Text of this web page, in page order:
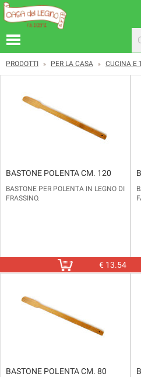
PRODOTTI » PER LA CASA » CUCINA E
BASTONE POLENTA CM. 120
BASTONE PER POLENTA IN LEGNO DI
FRASSINO.
€ 13.54
BASTONE POLENTA CM. 80